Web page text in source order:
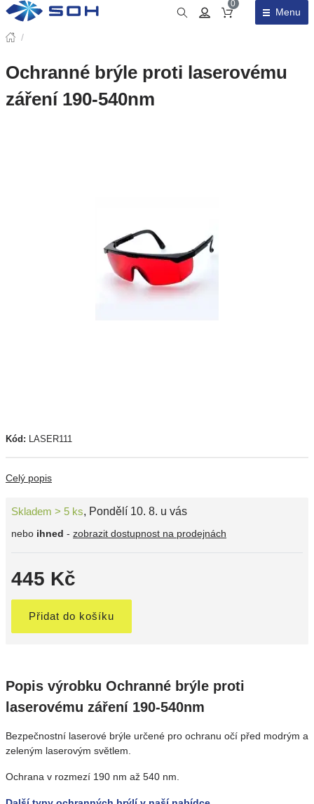
Obsah košíku
0
Menu
/
Ochranné brýle proti laserovému
záření 190-540nm
Kód: LASER111
Celý popis
Skladem > 5 ks, Pondělí 10. 8. u vás
nebo ihned - zobrazit dostupnost na prodejnách
445 Kč
Přidat do košíku
Popis výrobku Ochranné brýle proti
laserovému záření 190-540nm
Bezpečnostní laserové brýle určené pro ochranu očí před modrým a
zeleným laserovým světlem.
Ochrana v rozmezí 190 nm až 540 nm.